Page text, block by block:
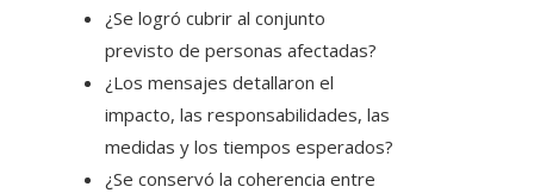
¿Se logró cubrir al conjunto
previsto de personas afectadas?
¿Los mensajes detallaron el
impacto, las responsabilidades, las
medidas y los tiempos esperados?
¿Se conservó la coherencia entre